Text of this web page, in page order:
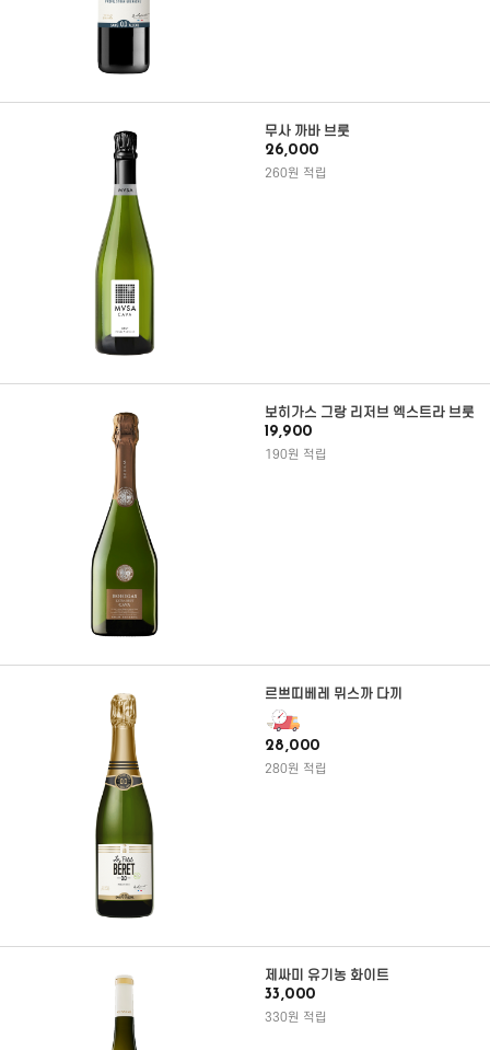
무사 까바 브룻
26,000
260원 적립
보히가스 그랑 리저브 엑스트라 브룻
19,900
190원 적립
르쁘띠베레 뮈스까 다끼
28,000
280원 적립
제싸미 유기농 화이트
33,000
330원 적립